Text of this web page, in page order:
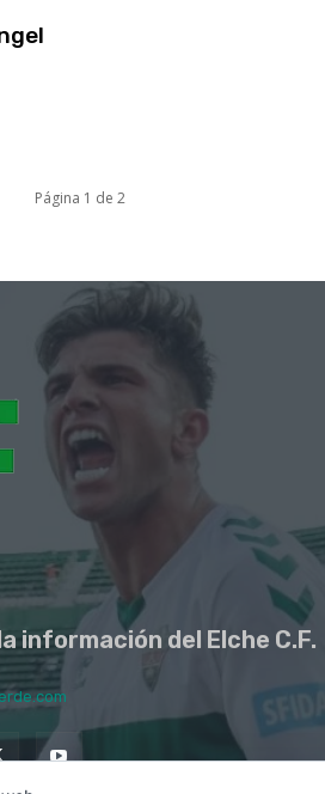
Página 1 de 2
información del Elche C.F.